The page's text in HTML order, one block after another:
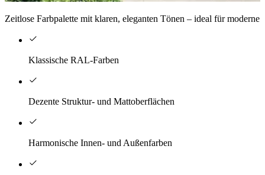
Zeitlose Farbpalette mit klaren, eleganten Tönen – ideal für
Klassische RAL-Farben
Dezente Struktur- und Mattoberflächen
Harmonische Innen- und Außenfarben